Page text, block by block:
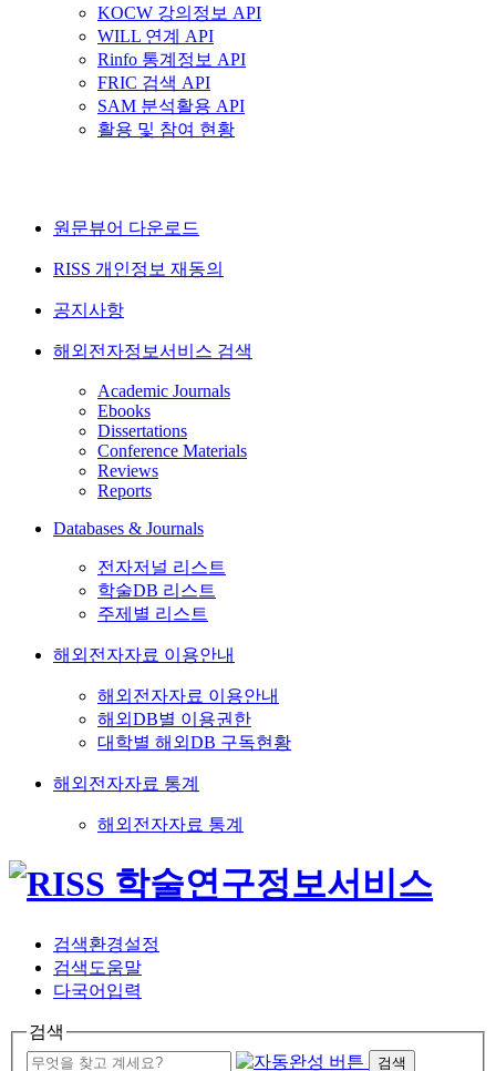
KOCW 강의정보 API
WILL 연계 API
Rinfo 통계정보 API
FRIC 검색 API
SAM 분석활용 API
활용 및 참여 현황
원문뷰어 다운로드
RISS 개인정보 재동의
공지사항
해외전자정보서비스 검색
Academic Journals
Ebooks
Dissertations
Conference Materials
Reviews
Reports
Databases & Journals
전자저널 리스트
학술DB 리스트
주제별 리스트
해외전자자료 이용안내
해외전자자료 이용안내
해외DB별 이용권한
대학별 해외DB 구독현황
해외전자자료 통계
해외전자자료 통계
검색환경설정
검색도움말
다국어입력
검색
검색